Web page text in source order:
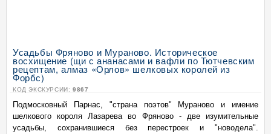
Усадьбы Фряново и Мураново. Историческое
восхищение (щи с ананасами и вафли по Тютчевским
рецептам, алмаз «Орлов» шелковых королей из
Форбс)
КОД ЭКСКУРСИИ: 9867
Подмосковный Парнас, "страна поэтов" Мураново и имение
шелкового короля Лазарева во Фряново - две изумительные
усадьбы, сохранившиеся без перестроек и "новодела".